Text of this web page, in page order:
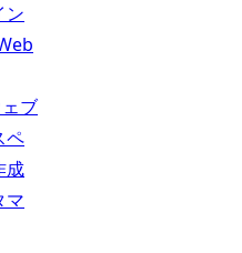
ン
ブ
ペ
成
マ